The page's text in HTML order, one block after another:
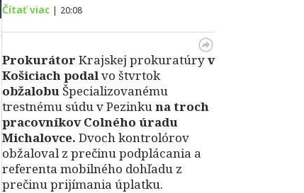
Čítať viac | 20:08
Prokurátor Krajskej prokuratúryv
Košiciach podalvo štvrtok
obžalobu Špecializovanému
trestnému súdu v Pezinkuna troch
pracovníkov Colného úradu
Michalovce. Dvoch kontrolórov
obžaloval z prečinu podplácania a
referenta mobilného dohľadu z
prečinu prijímania úplatku.